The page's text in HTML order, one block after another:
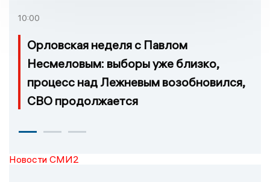
10:00
Орловская неделя с Павлом
Несмеловым: выборы уже близко,
процесс над Лежневым возобновился,
СВО продолжается
Новости СМИ2